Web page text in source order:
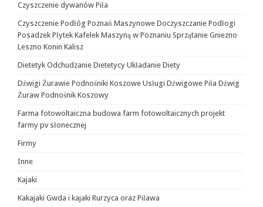
Czyszczenie dywanów Piła
Czyszczenie Podłóg Poznań Maszynowe Doczyszczanie Podłogi
Posadzek Płytek Kafelek Maszyną w Poznaniu Sprzątanie Gniezno
Leszno Konin Kalisz
Dietetyk Odchudzanie Dietetycy Układanie Diety
Dźwigi Żurawie Podnośniki Koszowe Usługi Dźwigowe Piła Dźwig
Żuraw Podnośnik Koszowy
Farma fotowoltaiczna budowa farm fotowoltaicznych projekt
farmy pv słonecznej
Firmy
Inne
Kajaki
Kakajaki Gwda i kajaki Rurzyca oraz Piława